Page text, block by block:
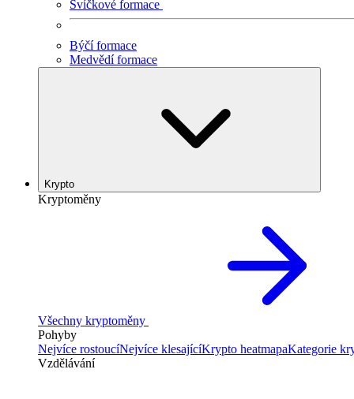
Svíčkové formace
Býčí formace
Medvědí formace
Krypto
Kryptoměny
Všechny kryptoměny
Pohyby
Nejvíce rostoucíNejvíce klesajícíKrypto heatmapaKategorie
Vzdělávání